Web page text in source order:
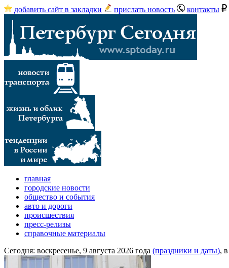
добавить сайт в закладки прислать новость контакты
главная
городские новости
общество и события
авто и дороги
происшествия
пресс-релизы
справочные материалы
Сегодня: воскресенье, 9 августа 2026 года (праздники и даты),